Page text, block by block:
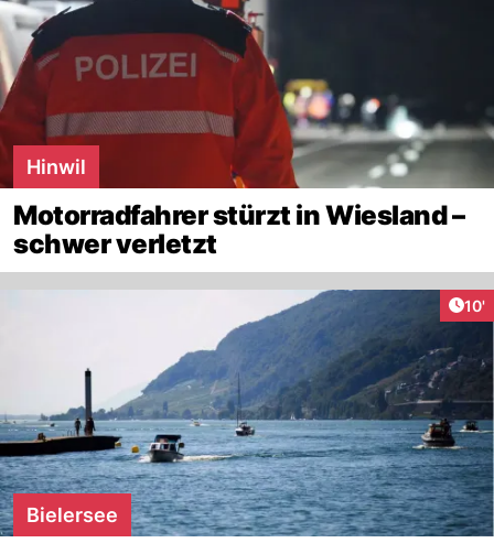
Hinwil
Motorradfahrer stürzt in Wiesland –
schwer verletzt
10'
Bielersee